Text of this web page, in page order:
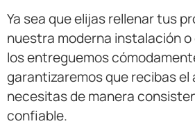
Ya sea que elijas rellenar tus
nuestra moderna instalación o
los entreguemos
garantizaremos que recibas el
necesitas de manera
confiable.